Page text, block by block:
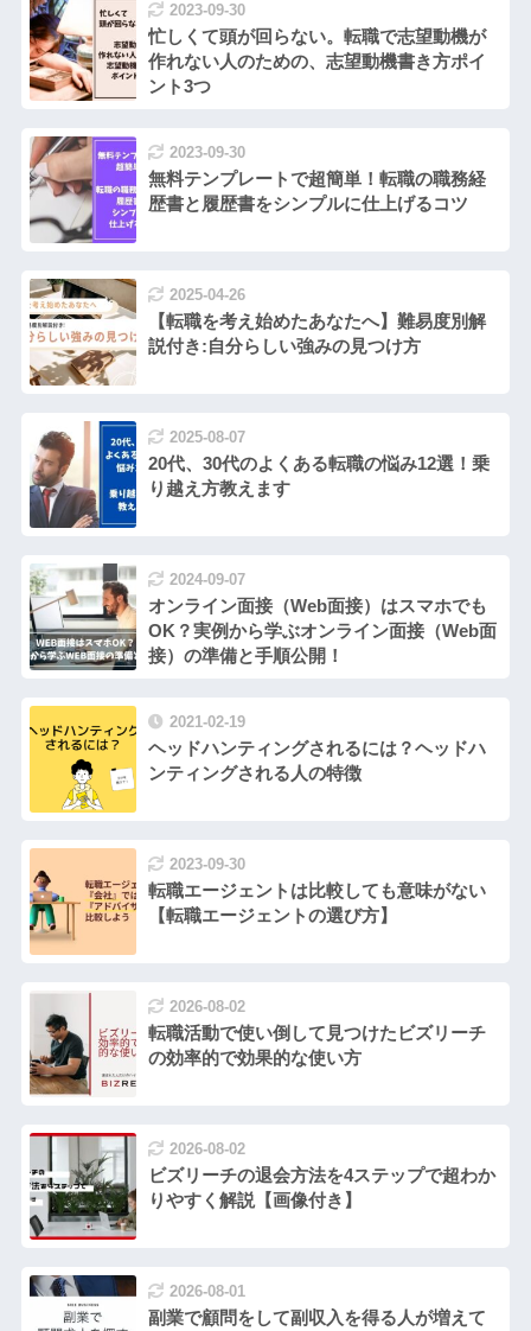
2023-09-30
忙しくて頭が回らない。転職で志望動機が
作れない人のための、志望動機書き方ポイ
ント3つ
2023-09-30
無料テンプレートで超簡単！転職の職務経
歴書と履歴書をシンプルに仕上げるコツ
2025-04-26
【転職を考え始めたあなたへ】難易度別解
説付き:自分らしい強みの見つけ方
2025-08-07
20代、30代のよくある転職の悩み12選！乗
り越え方教えます
2024-09-07
オンライン面接（Web面接）はスマホでも
OK？実例から学ぶオンライン面接（Web面
接）の準備と手順公開！
2021-02-19
ヘッドハンティングされるには？ヘッドハ
ンティングされる人の特徴
2023-09-30
転職エージェントは比較しても意味がない
【転職エージェントの選び方】
2026-08-02
転職活動で使い倒して見つけたビズリーチ
の効率的で効果的な使い方
2026-08-02
ビズリーチの退会方法を4ステップで超わか
りやすく解説【画像付き】
2026-08-01
副業で顧問をして副収入を得る人が増えて